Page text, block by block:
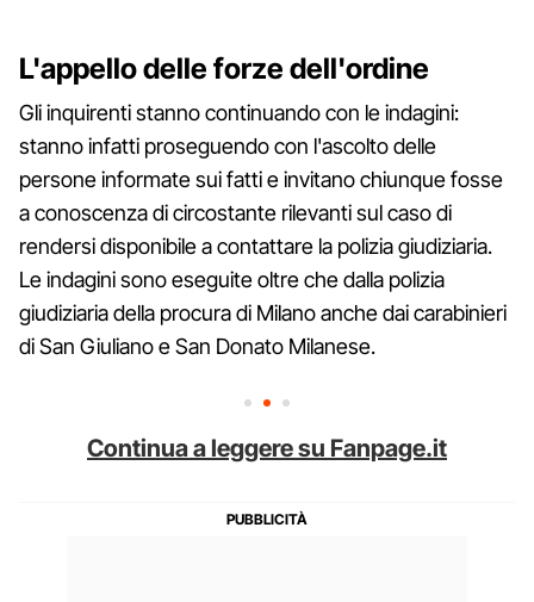
L'appello delle forze dell'ordine
Gli inquirenti stanno continuando con le indagini:
stanno infatti proseguendo con l'ascolto delle
persone informate sui fatti e invitano chiunque fosse
a conoscenza di circostante rilevanti sul caso di
rendersi disponibile a contattare la polizia giudiziaria.
Le indagini sono eseguite oltre che dalla polizia
giudiziaria della procura di Milano anche dai carabinieri
di San Giuliano e San Donato Milanese.
Continua a leggere su Fanpage.it